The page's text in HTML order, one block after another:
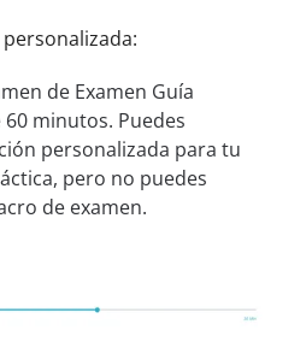
de Examen Guía
60 minutos. Puedes
personalizada para tu
pero no puedes
de examen.